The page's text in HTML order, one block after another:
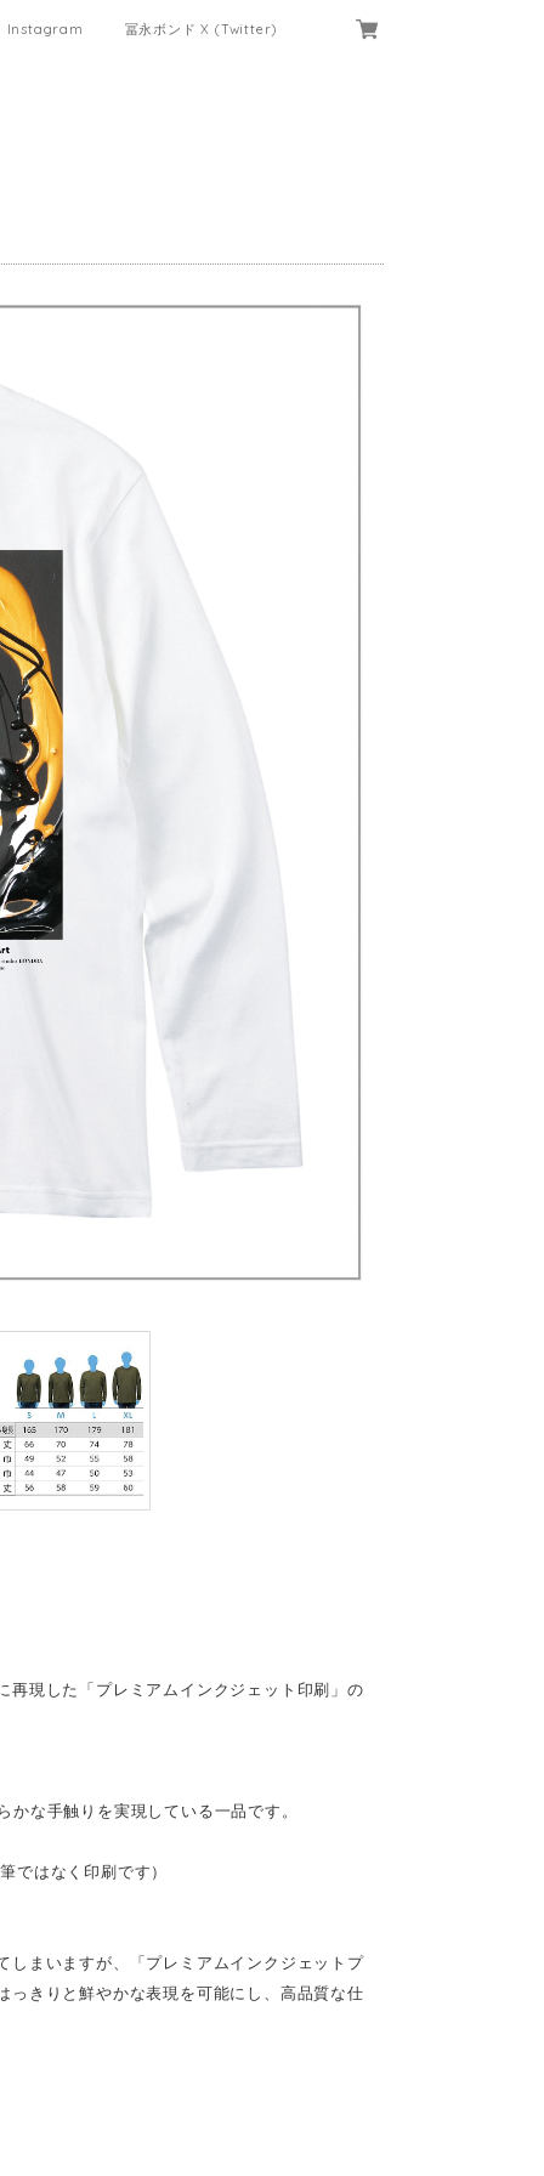
Instagram 冨永ボンド X (Twitter)
再現した「プレミアムインクジェット印刷」の
な手触りを実現している一品です。
はなく印刷です）
しまいますが、「プレミアムインクジェットプ
っきりと鮮やかな表現を可能にし、高品質な仕